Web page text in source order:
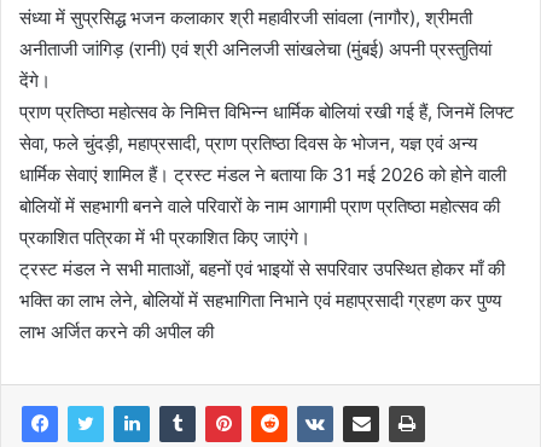
संध्या में सुप्रसिद्ध भजन कलाकार श्री महावीरजी सांवला (नागौर), श्रीमती
अनीताजी जांगिड़ (रानी) एवं श्री अनिलजी सांखलेचा (मुंबई) अपनी प्रस्तुतियां
देंगे।
प्राण प्रतिष्ठा महोत्सव के निमित्त विभिन्न धार्मिक बोलियां रखी गई हैं, जिनमें लिफ्ट
सेवा, फले चुंदड़ी, महाप्रसादी, प्राण प्रतिष्ठा दिवस के भोजन, यज्ञ एवं अन्य
धार्मिक सेवाएं शामिल हैं। ट्रस्ट मंडल ने बताया कि 31 मई 2026 को होने वाली
बोलियों में सहभागी बनने वाले परिवारों के नाम आगामी प्राण प्रतिष्ठा महोत्सव की
प्रकाशित पत्रिका में भी प्रकाशित किए जाएंगे।
ट्रस्ट मंडल ने सभी माताओं, बहनों एवं भाइयों से सपरिवार उपस्थित होकर माँ की
भक्ति का लाभ लेने, बोलियों में सहभागिता निभाने एवं महाप्रसादी ग्रहण कर पुण्य
लाभ अर्जित करने की अपील की